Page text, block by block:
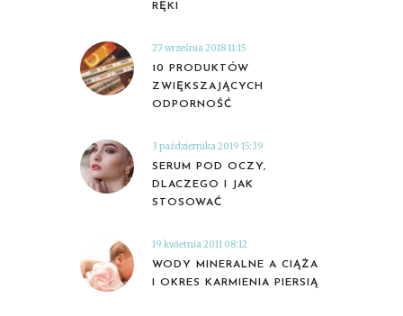
RĘKI
27 września 2018 11:15
10 PRODUKTÓW
ZWIĘKSZAJĄCYCH
ODPORNOŚĆ
3 października 2019 15:39
SERUM POD OCZY,
DLACZEGO I JAK
STOSOWAĆ
19 kwietnia 2011 08:12
WODY MINERALNE A CIĄŻA
I OKRES KARMIENIA PIERSIĄ